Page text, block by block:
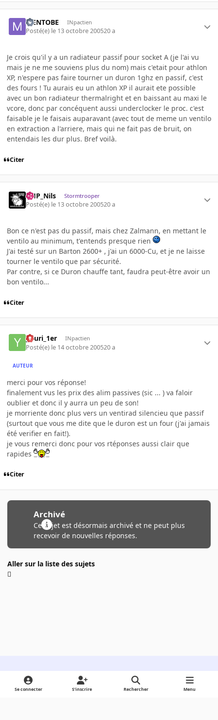
MENTOBE INpactien
Posté(e) le 13 octobre 200520 a
Je crois qu'il y a un radiateur passif pour socket A (je l'ai vu
mais je ne me souviens plus du nom) mais c'etait pour athlon
XP, n'espere pas faire tourner un duron 1ghz en passif, c'est
des fours ! Tu aurais eu un athlon XP il aurait ete possible
avec un bon radiateur thermalright et en baissant au maxi le
vcore, donc par concéquent aussi underclocker le proc. c'est
faisable je le faisais auparavant (avec tout de meme un ventilo
en extraction a l'arriere, mais qui ne fait pas de bruit, on
entendais les dur plus. Bref voilà.
Citer
AHP_Nils Stormtrooper
Posté(e) le 13 octobre 200520 a
Bon ce n'est pas du passif, mais chez Zalmann, en mettant le
ventilo au minimum, t'entends presque rien
J'ai testé sur un Barton 2600+ , j'ai un 6000-Cu, et je ne laisse
tourner le ventilo que par sécurité.
Par contre, si ce Duron chauffe tant, faudra peut-être avoir un
bon ventilo...
Citer
youri_1er INpactien
Posté(e) le 14 octobre 200520 a
AUTEUR
merci pour vos réponse!
finalement vus les prix des alim passives (sic ... ) va faloir
oublier et donc il y aurra un peu de son!
je morriente donc plus vers un ventirad silencieu que passif
(surtout que vous me dite que le duron est un four (j'ai jamais
été verifier en fait!).
je vous remerci donc pour vos rtéponses aussi clair que
rapides
Citer
Archivé
Ce sujet est désormais archivé et ne peut plus
recevoir de nouvelles réponses.
Aller sur la liste des sujets
Light ModeDark ModeSystem Preference
Se connecter S’inscrire Rechercher Menu